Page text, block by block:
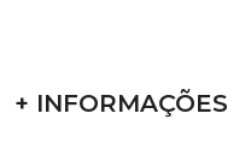
+ INFORMAÇÕES